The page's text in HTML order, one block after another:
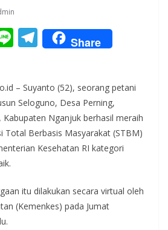
Li T
el
gr
a
m
Share
– Suyanto (52), seorang petani
Seloguno, Desa Perning,
Kabupaten Nganjuk berhasil meraih
Total Berbasis Masyarakat (STBM)
Kesehatan RI kategori
itu dilakukan secara virtual oleh
(Kemenkes) pada Jumat